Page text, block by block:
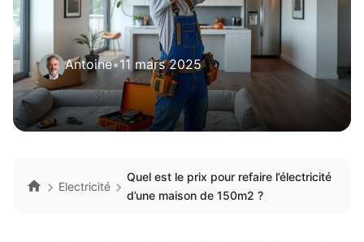
Antoine•11 mars 2025
Electricité
Quel est le prix pour refaire l’électricité
d’une maison de 150m2 ?